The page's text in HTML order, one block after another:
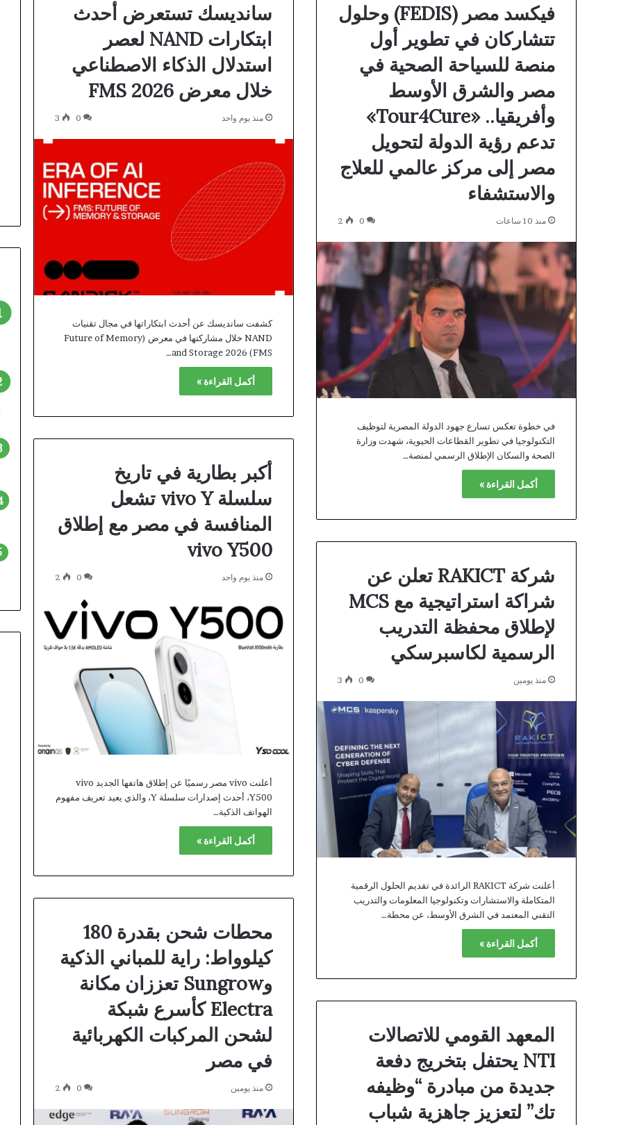
فيكسد مصر (FEDIS) وحلول
تتشاركان في تطوير أول
منصة للسياحة الصحية في
مصر والشرق الأوسط
وأفريقيا.. «Tour4Cure»
تدعم رؤية الدولة لتحويل
مصر إلى مركز عالمي للعلاج
والاستشفاء
منذ 10 ساعات 0
2
في خطوة تعكس تسارع جهود الدولة المصرية لتوظيف
التكنولوجيا في تطوير القطاعات الحيوية، شهدت وزارة
الصحة والسكان الإطلاق الرسمي لمنصة…
أكمل القراءة »
سانديسك تستعرض أحدث
ابتكارات NAND لعصر
استدلال الذكاء الاصطناعي
خلال معرض FMS 2026
منذ يوم واحد 0
3
كشفت سانديسك عن أحدث ابتكاراتها في مجال تقنيات
NAND خلال مشاركتها في معرض (Future of Memory
and Storage 2026 (FMS…
أكمل القراءة »
أكبر بطارية في تاريخ
سلسلة vivo Y تشعل
المنافسة في مصر مع إطلاق
vivo Y500
منذ يوم واحد 0
2
أعلنت vivo مصر رسميًا عن إطلاق هاتفها الجديد vivo
Y500، أحدث إصدارات سلسلة Y، والذي يعيد تعريف مفهوم
الهواتف الذكية…
أكمل القراءة »
شركة RAKICT تعلن عن
شراكة استراتيجية مع MCS
لإطلاق محفظة التدريب
الرسمية لكاسبرسكي
منذ يومين 0
3
أعلنت شركة RAKICT الرائدة في تقديم الحلول الرقمية
المتكاملة والاستشارات وتكنولوجيا المعلومات والتدريب
التقني المعتمد في الشرق الأوسط، عن محطة…
أكمل القراءة »
محطات شحن بقدرة 180
كيلوواط: راية للمباني الذكية
وSungrow تعززان مكانة
Electra كأسرع شبكة
لشحن المركبات الكهربائية
في مصر
منذ يومين 0
2
المعهد القومي للاتصالات
NTI يحتفل بتخريج دفعة
جديدة من مبادرة “وظيفه
تك” لتعزيز جاهزية شباب
Third-
Party
Verification
Providers
Lizaro Third-Party Verification
Unlocking
the
best
welcome
Australia:
your
2026
guide
منذ ساعة واحدة
bonuses at Best Online Pokies
Australia: your 2026 guide